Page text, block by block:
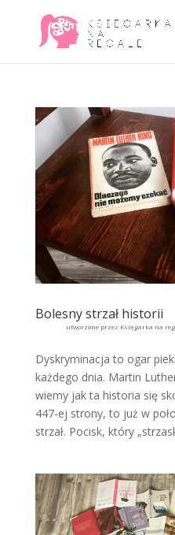
Bolesny strzał historii
utworzone przez Księgarka na
Dyskryminacja to ogar
każdego dnia. Martin
wiemy jak ta historia się
447-ej strony, to już w
strzał. Pocisk, który